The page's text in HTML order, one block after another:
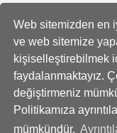
Web sitemizden en
ve web sitemize
kişiselleştirebilmek
faydalanmaktayız.
değiştirmeniz
Politikamıza
mümkündür.